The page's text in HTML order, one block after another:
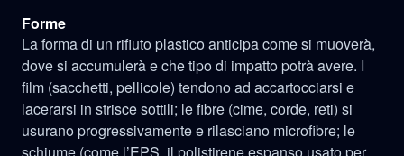
Forme
La forma di un rifiuto plastico anticipa come si muoverà,
dove si accumulerà e che tipo di impatto potrà avere. I
film (sacchetti, pellicole) tendono ad accartocciarsi e
lacerarsi in strisce sottili; le fibre (cime, corde, reti) si
usurano progressivamente e rilasciano microfibre; le